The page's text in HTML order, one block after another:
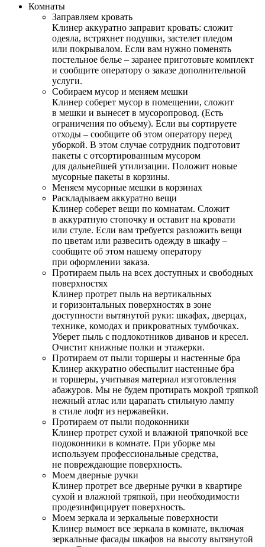
Комнаты
Заправляем кровать
Клинер аккуратно заправит кровать: сложит
одеяла, встряхнет подушки, застелет пледом
или покрывалом. Если вам нужно поменять
постельное белье – заранее приготовьте комплект
и сообщите оператору о заказе дополнительной
услуги.
Собираем мусор и меняем мешки
Клинер соберет мусор в помещении, сложит
в мешки и вынесет в мусоропровод. (Есть
ограничения по объему). Если вы сортируете
отходы – сообщите об этом оператору перед
уборкой. В этом случае сотрудник подготовит
пакеты с отсортированным мусором
для дальнейшей утилизации. Положит новые
мусорные пакеты в корзины.
Меняем мусорные мешки в корзинах
Раскладываем аккуратно вещи
Клинер соберет вещи по комнатам. Сложит
в аккуратную стопочку и оставит на кровати
или стуле. Если вам требуется разложить вещи
по цветам или развесить одежду в шкафу –
сообщите об этом нашему оператору
при оформлении заказа.
Протираем пыль на всех доступных и свободных
поверхностях
Клинер протрет пыль на вертикальных
и горизонтальных поверхностях в зоне
доступности вытянутой руки: шкафах, дверцах,
технике, комодах и прикроватных тумбочках.
Уберет пыль с подлокотников диванов и кресел.
Очистит книжные полки и этажерки.
Протираем от пыли торшеры и настенные бра
Клинер аккуратно обеспылит настенные бра
и торшеры, учитывая материал изготовления
абажуров. Мы не будем протирать мокрой тряпкой
нежный атлас или царапать стильную лампу
в стиле лофт из нержавейки.
Протираем от пыли подоконники
Клинер протрет сухой и влажной тряпочкой все
подоконники в комнате. При уборке мы
используем профессиональные средства,
не повреждающие поверхность.
Моем дверные ручки
Клинер протрет все дверные ручки в квартире
сухой и влажной тряпкой, при необходимости
продезинфицирует поверхность.
Моем зеркала и зеркальные поверхности
Клинер вымоет все зеркала в комнате, включая
зеркальные фасады шкафов на высоту вытянутой